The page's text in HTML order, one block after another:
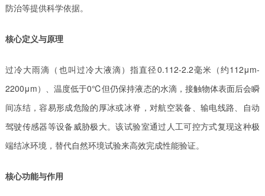
防治等提供科学依据。
核心定义与原理
过冷大雨滴（也叫过冷大液滴）指直径‌0.112-2.2毫米（约112μm-
2200μm）‌、温度低于0℃但仍保持液态的水滴，接触物体表面后会瞬
间冻结，容易形成危险的厚冰或冰脊，对航空装备、输电线路、自动
驾驶传感器等设备威胁极大。该试验室通过人工可控方式复现这种极
端结冰环境，替代自然环境试验来高效完成性能验证。
核心功能与作用